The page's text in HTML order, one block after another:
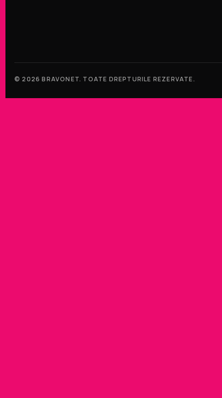
© 2026 BRAVONET. TOATE DREPTURILE REZERVATE.